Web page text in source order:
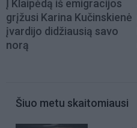
Į Klaipėdą iš emigracijos
grįžusi Karina Kučinskienė
įvardijo didžiausią savo
norą
Šiuo metu skaitomiausi